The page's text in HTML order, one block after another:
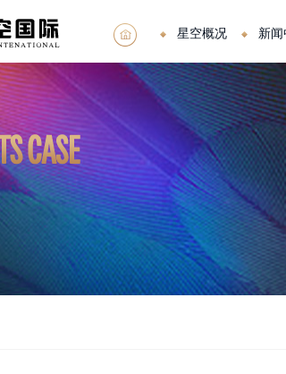
星空概况 新